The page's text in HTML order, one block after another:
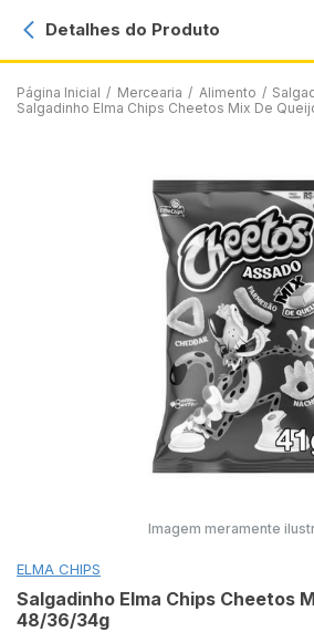
Página Inicial / Mercearia / Alimento /
Salgadinho Elma Chips Cheetos Mix De
Detalhes do Produto
Imagem meramente
ELMA CHIPS
Salgadinho Elma Chips Cheetos
48/36/34g